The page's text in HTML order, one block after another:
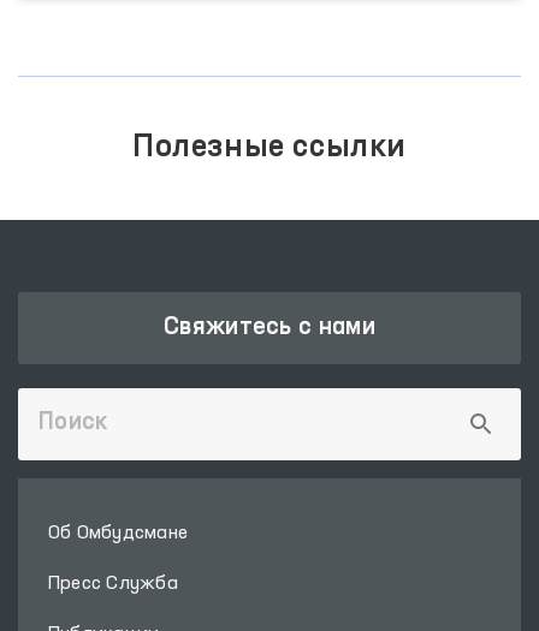
Полезные ссылки
Свяжитесь с нами
Об Омбудсмане
Пресс Служба